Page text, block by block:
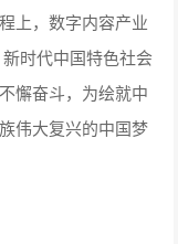
上，数字内容产业
时代中国特色社会
懈奋斗，为绘就中
伟大复兴的中国梦